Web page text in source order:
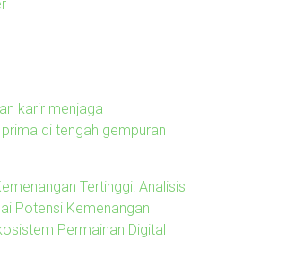
karir menjaga
di tengah gempuran
Tertinggi: Analisis
Potensi Kemenangan
Permainan Digital